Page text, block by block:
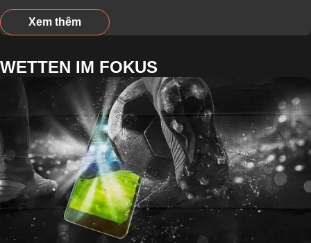
Xem thêm
WETTEN IM FOKUS